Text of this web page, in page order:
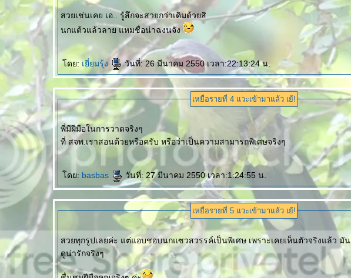
สวยเช่นเคย เอ.. รู้สึกจะสวยกว่าเดิมด้วยสิ
นกแต้วแล้วลาย แหมชื่อน่าฉงนจัง
ดย: เยี่ยมรุ้ง วันที่: 26 มีนาคม 2550 เวลา:22:13:24 น.
เหยื่อรายที่ 4 แวะเข้ามาแล้ว เย้!
พี่มีฝีมือในการวาดจริงๆ
ที่ สจพ.เราสอนด้วยหรือครับ หรือว่าเป็นความสามารถพิเศษจริงๆ
ดย: basbas วันที่: 27 มีนาคม 2550 เวลา:1:24:55 น.
เหยื่อรายที่ 5 แวะเข้ามาแล้ว เย้!
สวยทุกรูปเลยค่ะ แต่แอบชอบนกแซวสวรรค์เป็นพิเศษ เพราะเคยเห็นตัวจริงแล้ว มัน
ดูน่ารักจริงๆ